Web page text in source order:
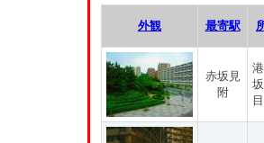
外観 最寄駅
赤坂見
附
目